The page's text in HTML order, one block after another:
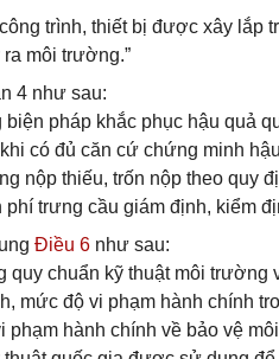
trình, thiết bị được xây lắp
môi trường.”
4 như sau:
biện pháp khắc phục hậu quả
có đủ căn cứ chứng minh
nộp thiếu, trốn nộp theo quy
phí trưng cầu giám định, kiểm
Điều 6 như sau:
quy chuẩn kỹ thuật môi
mức độ vi phạm hành chính
phạm hành chính về bảo vệ